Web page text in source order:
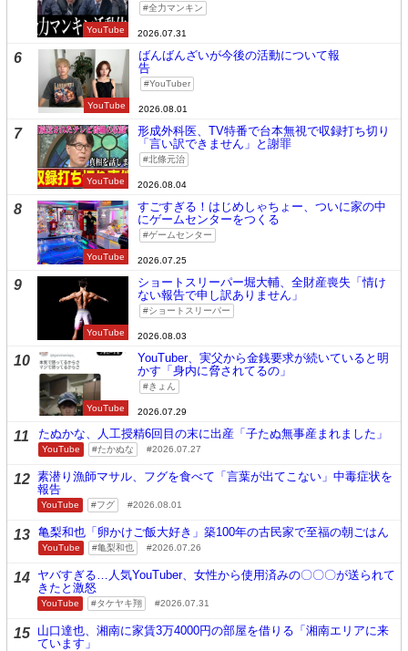
YouTube
全力マンキン
2026.07.31
6
YouTube
ばんばんざいが今後の活動について報
告
YouTuber
2026.08.01
7
YouTube
形成外科医、TV特番で台本無視で収録打ち切り
「言い訳できません」と謝罪
北條元治
2026.08.04
8
YouTube
すごすぎる！はじめしゃちょー、ついに家の中
にゲームセンターをつくる
ゲームセンター
2026.07.25
9
YouTube
ショートスリーパー堀大輔、全財産喪失「情け
ない報告で申し訳ありません」
ショートスリーパー
2026.08.03
10
YouTube
YouTuber、実父から金銭要求が続いていると明
かす「身内に脅されてるの」
きょん
2026.07.29
11 たぬかな、人工授精6回目の末に出産「子たぬ無事産まれました」
YouTube たかぬな 2026.07.27
12 素潜り漁師マサル、フグを食べて「言葉が出てこない」中毒症状を
報告
YouTube フグ 2026.08.01
13 亀梨和也「卵かけご飯大好き」築100年の古民家で至福の朝ごはん
YouTube 亀梨和也 2026.07.26
14 ヤバすぎる…人気YouTuber、女性から使用済みの〇〇〇が送られて
きたと激怒
YouTube タケヤキ翔 2026.07.31
15 山口達也、湘南に家賃3万4000円の部屋を借りる「湘南エリアに来
ています」